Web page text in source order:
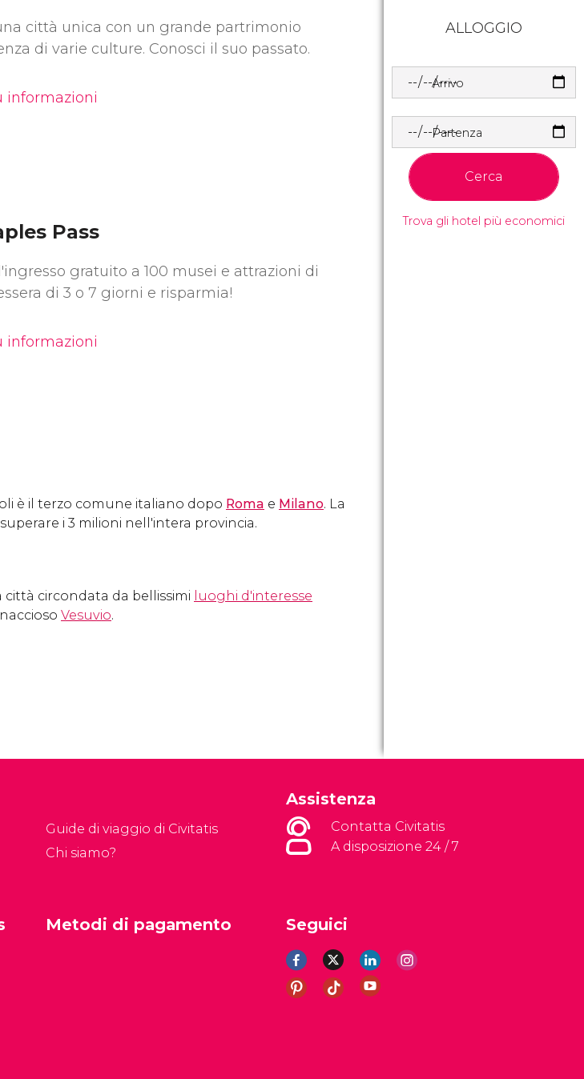
città unica con un grande partrimonio
di varie culture. Conosci il suo passato.
informazioni
Pass
gratuito a 100 musei e attrazioni di
di 3 o 7 giorni e risparmia!
informazioni
è il terzo comune italiano dopo Roma e Milano. La
superare i 3 milioni nell'intera provincia.
città circondata da bellissimi
luoghi d'interesse
Vesuvio.
ALLOGGIO
Arrivo
Partenza
Cerca
Trova gli hotel più economici
Guide di viaggio di Civitatis
Chi siamo?
Assistenza
Contatta Civitatis
A disposizione 24 / 7
Seguici
Metodi di pagamento